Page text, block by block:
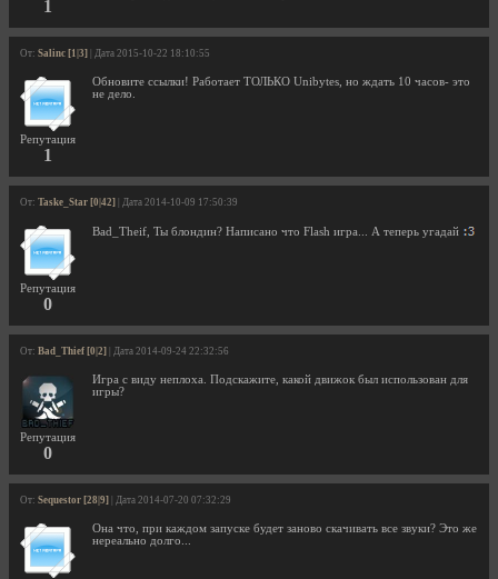
1
От: Salinc [1|3] | Дата 2015-10-22 18:10:55
Репутация
1
Обновите ссылки! Работает ТОЛЬКО Unibytes, но ждать 10 часов- это
не дело.
От: Taske_Star [0|42] | Дата 2014-10-09 17:50:39
Репутация
0
Bad_Theif, Ты блондин? Написано что Flash игра... А теперь угадай
От: Bad_Thief [0|2] | Дата 2014-09-24 22:32:56
Репутация
0
Игра с виду неплоха. Подскажите, какой движок был использован для
игры?
От: Sequestor [28|9] | Дата 2014-07-20 07:32:29
Она что, при каждом запуске будет заново скачивать все звуки? Это же
нереально долго...